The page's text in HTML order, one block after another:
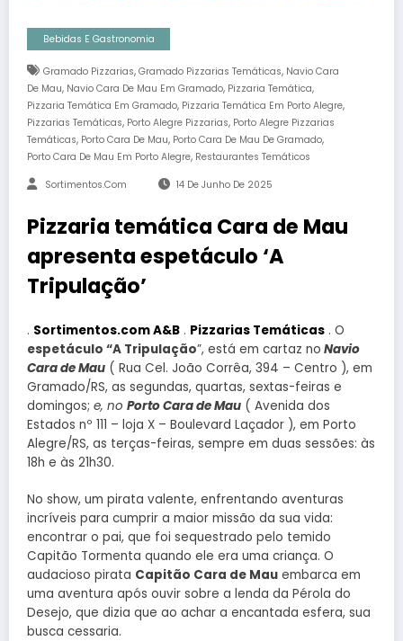
Bebidas E Gastronomia
Gramado Pizzarias, Gramado Pizzarias Temáticas, Navio Cara
De Mau, Navio Cara De Mau Em Gramado, Pizzaria Temática,
Pizzaria Temática Em Gramado, Pizzaria Temática Em Porto Alegre,
Pizzarias Temáticas, Porto Alegre Pizzarias, Porto Alegre Pizzarias
Temáticas, Porto Cara De Mau, Porto Cara De Mau De Gramado,
Porto Cara De Mau Em Porto Alegre, Restaurantes Temáticos
Sortimentos.com 14 De Junho De 2025
Pizzaria temática Cara de Mau
apresenta espetáculo ‘A
Tripulação’
. Sortimentos.com A&B . Pizzarias Temáticas . O
espetáculo “A Tripulação”, está em cartaz no Navio
Cara de Mau ( Rua Cel. João Corrêa, 394 – Centro ), em
Gramado/RS, as segundas, quartas, sextas-feiras e
domingos; e, no Porto Cara de Mau ( Avenida dos
Estados nº 111 – loja X – Boulevard Laçador ), em Porto
Alegre/RS, as terças-feiras, sempre em duas sessões: às
18h e às 21h30.
No show, um pirata valente, enfrentando aventuras
incríveis para cumprir a maior missão da sua vida:
encontrar o pai, que foi sequestrado pelo temido
Capitão Tormenta quando ele era uma criança. O
audacioso pirata Capitão Cara de Mau embarca em
uma aventura após ouvir sobre a lenda da Pérola do
Desejo, que dizia que ao achar a encantada esfera, sua
busca cessaria.